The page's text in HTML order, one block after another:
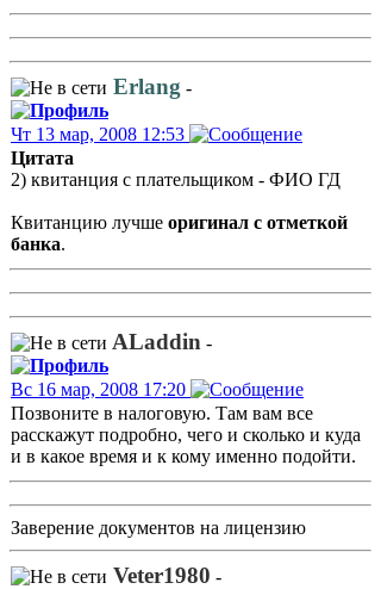
Erlang -
Чт 13 мар, 2008 12:53
Цитата
2) квитанция с плательщиком - ФИО ГД
Квитанцию лучше оригинал с отметкой
банка.
ALaddin -
Вс 16 мар, 2008 17:20
Позвоните в налоговую. Там вам все
расскажут подробно, чего и сколько и куда
и в какое время и к кому именно подойти.
Заверение документов на лицензию
Veter1980 -